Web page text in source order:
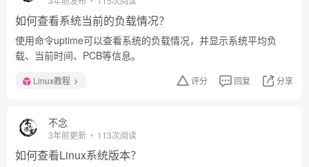
如何查看系统当前的负载情况？
使用命令uptime可以查看系统的负载情况，并显示系统平均负
载、当前时间、PCB等信息。
Linux教程 评分 回复 分享
不念
3年前更新 113次阅读
如何查看Linux系统版本？